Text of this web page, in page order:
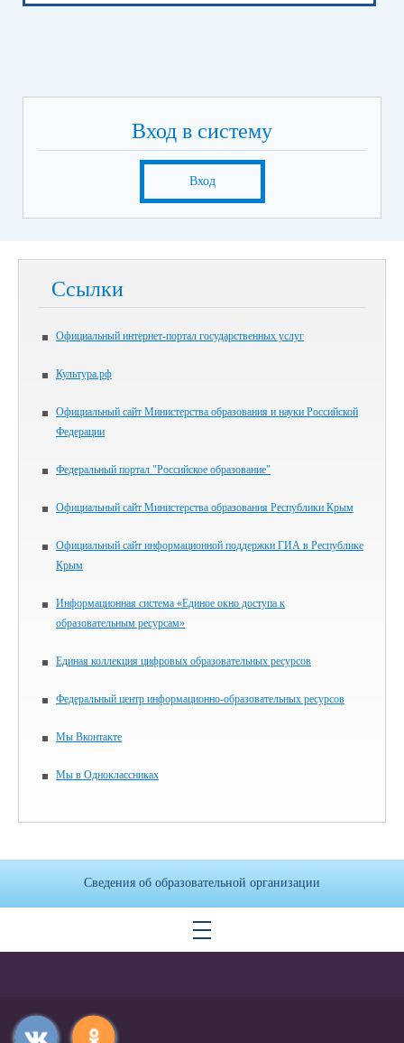
Вход в систему
Вход
Ссылки
Официальный интернет-портал государственных услуг
Культура.рф
Официальный сайт Министерства образования и науки Российской
Федерации
Федеральный портал "Российское образование"
Официальный сайт Министерства образования Республики Крым
Официальный сайт информационной поддержки ГИА в Республике
Крым
Информационная система «Единое окно доступа к
образовательным ресурсам»
Единая коллекция цифровых образовательных ресурсов
Федеральный центр информационно-образовательных ресурсов
Мы Вконтакте
Мы в Одноклассниках
Сведения об образовательной организации